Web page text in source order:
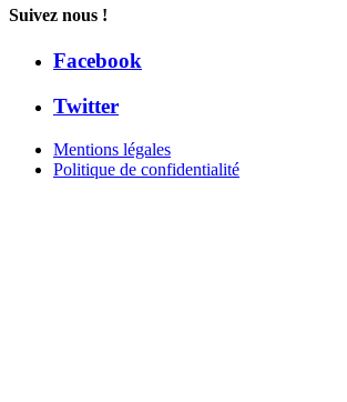
Suivez nous !
Facebook
Twitter
Mentions légales
Politique de confidentialité